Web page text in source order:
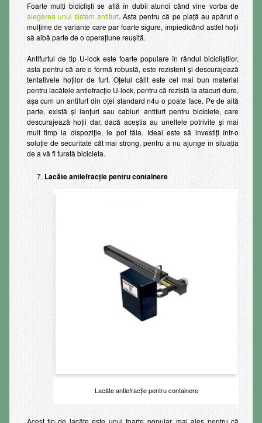
Foarte mulţi biciclişti se află în dubii atunci când vine vorba de
alegerea unui sistem antifurt. Asta pentru că pe piaţă au apărut o
mulţime de variante care par foarte sigure, împiedicând astfel hoţii
să aibă parte de o operaţiune reuşită.
Antifurtul de tip U-lock este foarte populare în rândul bicicliştilor,
asta pentru că are o formă robustă, este rezistent şi descurajează
tentativele hoţilor de furt. Oţelul călit este cel mai bun material
pentru lacătele antiefracţie U-lock, pentru că rezistă la atacuri dure,
aşa cum un antifurt din oţel standard n4u o poate face. Pe de altă
parte, există şi lanţuri sau cabluri antifurt pentru biciclete, care
descurajează hoţii dar, dacă aceştia au uneltele potrivite şi mai
mult timp la dispoziţie, le pot tăia. Ideal este să investiţi într-o
soluţie de securitate cât mai strong, pentru a nu ajunge în situaţia
de a vă fi furată bicicleta.
Lacăte antiefracție pentru containere
Lacăte antiefracție pentru containere
Acest tip de lacăte este unul foarte popular, mai ales pentru că